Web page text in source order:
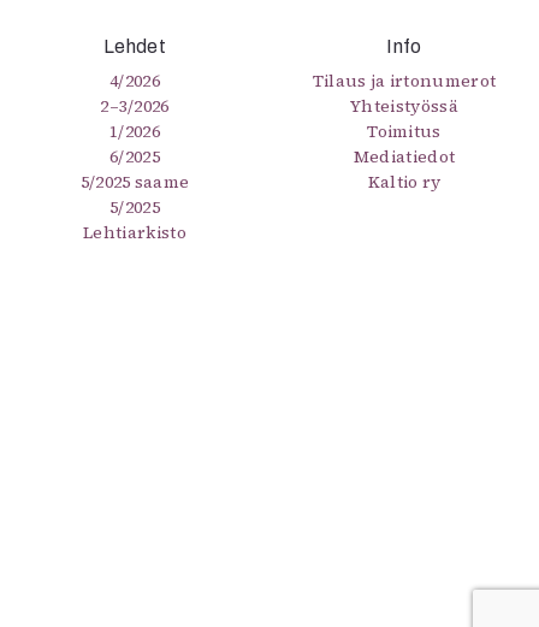
Lehdet
4/2026
2–3/2026
1/2026
6/2025
5/2025 saame
5/2025
Lehtiarkisto
Info
Tilaus ja irtonumerot
Yhteistyössä
Toimitus
Mediatiedot
Kaltio ry